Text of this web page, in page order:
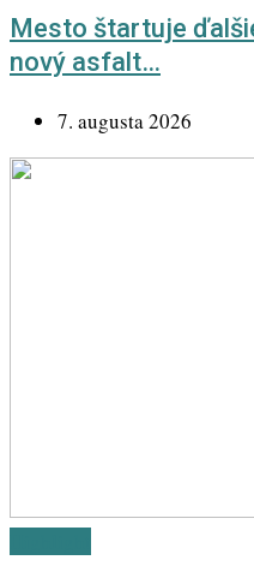
Mesto štartuje
nový asfalt…
7. augusta 2026